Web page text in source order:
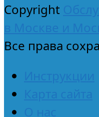
Copyright
в Москве и
Все права
Инструкции
Карта сайта
О нас